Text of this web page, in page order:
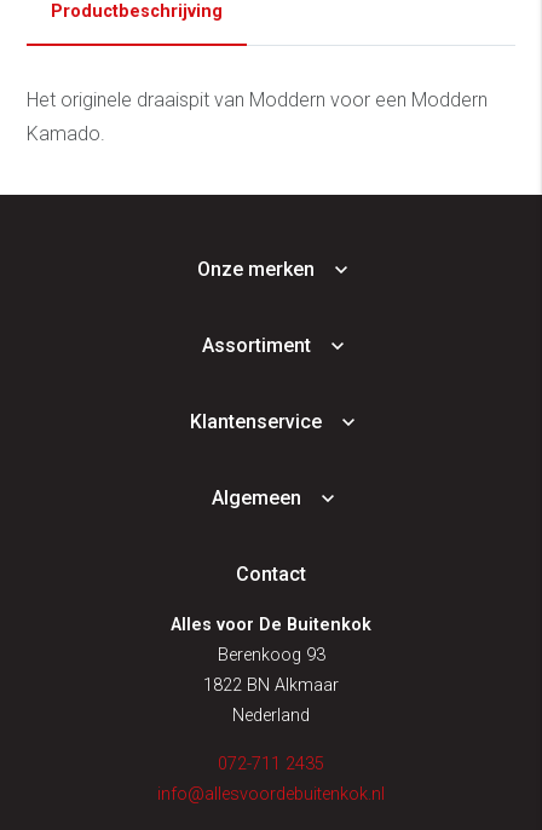
Productbeschrijving
Het originele draaispit van Moddern voor een Moddern
Kamado.
Onze merken
Assortiment
Klantenservice
Algemeen
Contact
Alles voor De Buitenkok
Berenkoog 93
1822 BN Alkmaar
Nederland
072-711 2435
info@allesvoordebuitenkok.nl